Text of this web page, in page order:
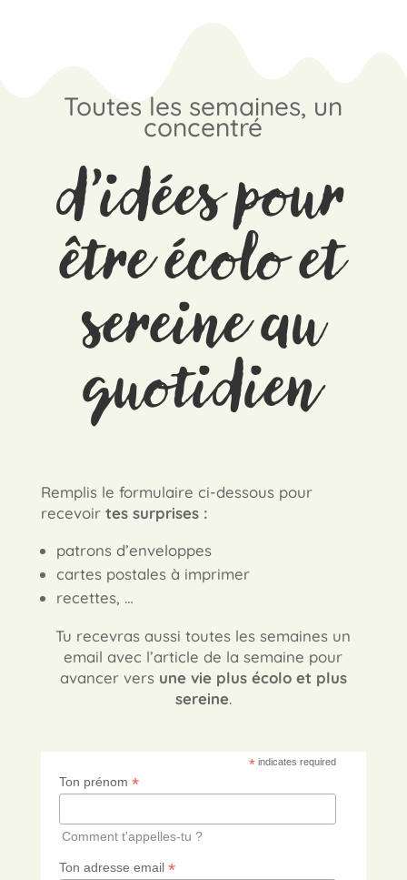
Toutes les semaines, un
concentré
d’idées pour
être écolo et
sereine au
quotidien
Remplis le formulaire ci-dessous pour
recevoir tes surprises :
patrons d’enveloppes
cartes postales à imprimer
recettes, …
Tu recevras aussi toutes les semaines un
email avec l’article de la semaine pour
avancer vers une vie plus écolo et plus
sereine.
* indicates required
Ton prénom *
Comment t'appelles-tu ?
Ton adresse email *